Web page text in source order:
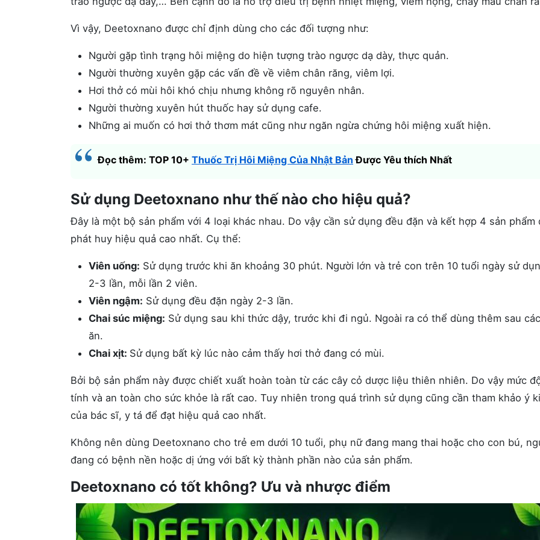
Vì vậy, Deetoxnano được chỉ định dùng cho các đối tượng như:
Người gặp tình trạng hôi miệng do hiện tượng trào ngược dạ dày, thực quản.
Người thường xuyên gặp các vấn đề về viêm chân răng, viêm lợi.
Hơi thở có mùi hôi khó chịu nhưng không rõ nguyên nhân.
Người thường xuyên hút thuốc hay sử dụng cafe.
Những ai muốn có hơi thở thơm mát cũng như ngăn ngừa chứng hôi miệng xuất hiện.
Đọc thêm: TOP 10+ Thuốc Trị Hôi Miệng Của Nhật Bản Được Yêu thích Nhất
Sử dụng Deetoxnano như thế nào cho hiệu quả?
Đây là một bộ sản phẩm với 4 loại khác nhau. Do vậy cần sử dụng đều đặn và kết hợp 4 sản phẩm
phát huy hiệu quả cao nhất. Cụ thể:
Viên uống: Sử dụng trước khi ăn khoảng 30 phút. Người lớn và trẻ con trên 10 tuổi ngày sử
2-3 lần, mỗi lần 2 viên.
Viên ngậm: Sử dụng đều đặn ngày 2-3 lần.
Chai súc miệng: Sử dụng sau khi thức dậy, trước khi đi ngủ. Ngoài ra có thể dùng thêm sau
ăn.
Chai xịt: Sử dụng bất kỳ lúc nào cảm thấy hơi thở đang có mùi.
Bởi bộ sản phẩm này được chiết xuất hoàn toàn từ các cây cỏ dược liệu thiên nhiên. Do vậy mức
tính và an toàn cho sức khỏe là rất cao. Tuy nhiên trong quá trình sử dụng cũng cần tham khảo ý
của bác sĩ, y tá để đạt hiệu quả cao nhất.
Không nên dùng Deetoxnano cho trẻ em dưới 10 tuổi, phụ nữ đang mang thai hoặc cho con bú,
đang có bệnh nền hoặc dị ứng với bất kỳ thành phần nào của sản phẩm.
Deetoxnano có tốt không? Ưu và nhược điểm